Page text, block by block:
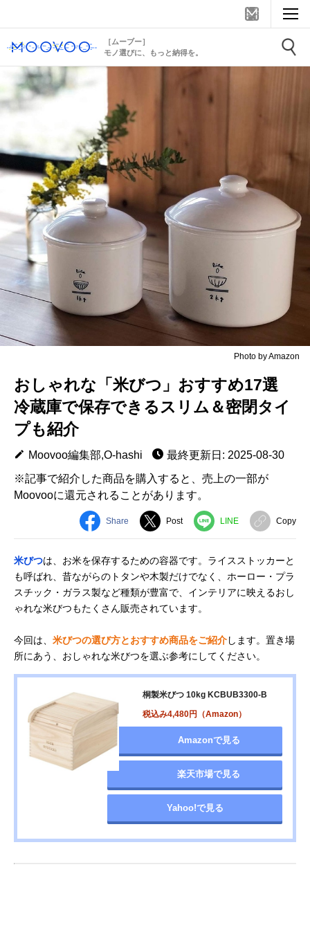
［ムーブー］
モノ選びに、もっと納得を。
Photo by Amazon
おしゃれな「米びつ」おすすめ17選
冷蔵庫で保存できるスリム＆密閉タイ
プも紹介
Moovoo編集部,O-hashi
最終更新日: 2025-08-30
※記事で紹介した商品を購入すると、売上の一部が
Moovooに還元されることがあります。
Share Post LINE Copy
米びつは、お米を保存するための容器です。ライスストッカーと
も呼ばれ、昔ながらのトタンや木製だけでなく、ホーロー・プラ
スチック・ガラス製など種類が豊富で、インテリアに映えるおし
ゃれな米びつもたくさん販売されています。
今回は、 米びつの選び方とおすすめ商品をご紹介します。置き場
所にあう、おしゃれな米びつを選ぶ参考にしてください。
桐製米びつ 10kg KCBUB3300-B
税込み4,480円（Amazon）
Amazonで見る
楽天市場で見る
Yahoo!で見る